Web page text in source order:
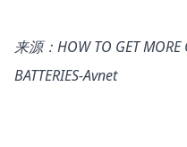
来源： HOW TO GET MORE
BATTERIES-Avnet